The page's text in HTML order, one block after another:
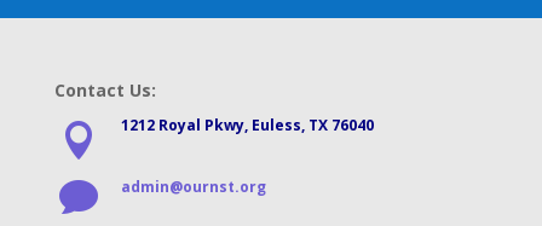
Contact Us:
 1212 Royal Pkwy, Euless, TX 76040
 admin@ournst.org